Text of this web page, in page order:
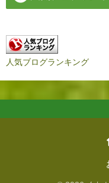
人気ブログランキング